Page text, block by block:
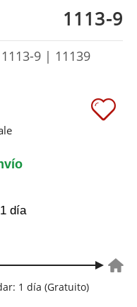
1113-9
9 | 11139
día
1 día (Gratuito)